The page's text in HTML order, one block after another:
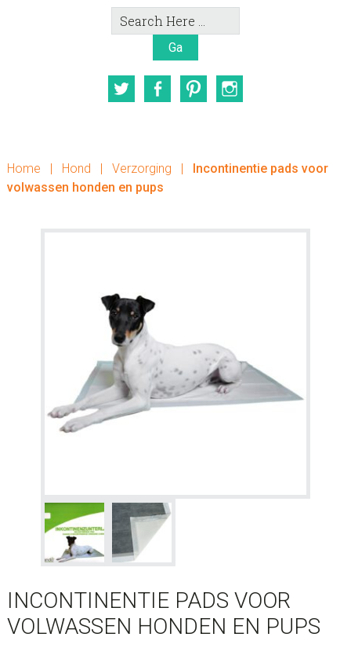
Search
Here
TwitterFacebookPinterest
Home | Hond | Verzorging |
Incontinentie pads voor
volwassen honden en pups
INCONTINENTIE PADS VOOR
VOLWASSEN HONDEN EN PUPS